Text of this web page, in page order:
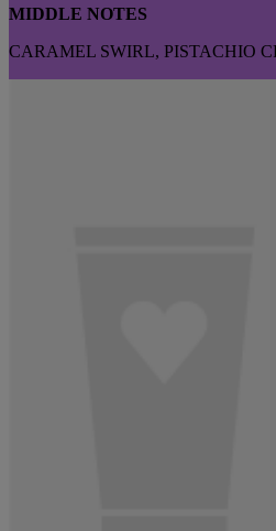
MIDDLE NOTES
CARAMEL SWIRL, PISTACHIO